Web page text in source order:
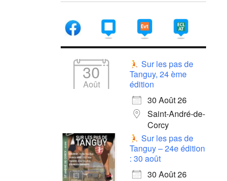
30
Août
Sur les pas de
Tanguy, 24 ème
édition
30 Août 26
Saint-André-de-
Corcy
Sur les pas de
Tanguy – 24e édition
: 30 août
30 Août 26